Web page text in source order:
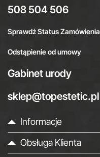
508 504 506
Sprawdź Status Zamówienia
Odstąpienie od umowy
Gabinet urody
sklep@topestetic.pl
Informacje
Obsługa Klienta